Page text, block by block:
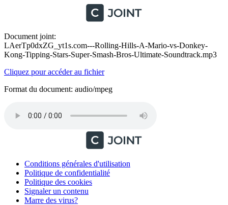
Document joint:
LAerTp0dxZG_yt1s.com---Rolling-Hills-A-Mario-vs-Donkey-
Kong-Tipping-Stars-Super-Smash-Bros-Ultimate-Soundtrack.mp3
Cliquez pour accéder au fichier
Format du document: audio/mpeg
Conditions générales d'utilisation
Politique de confidentialité
Politique des cookies
Signaler un contenu
Marre des virus?